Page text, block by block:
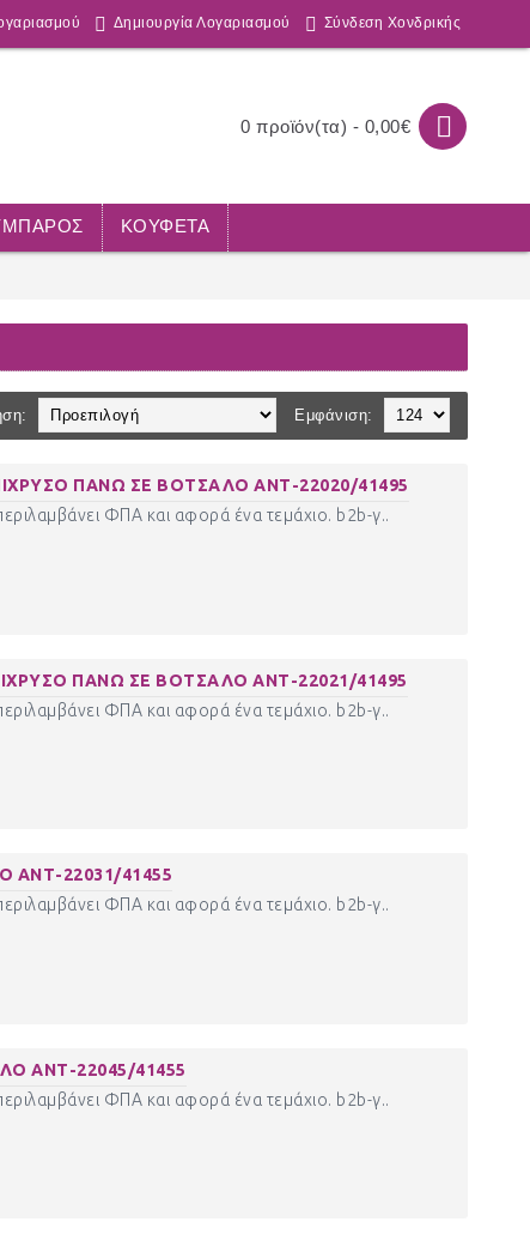
Δημιουργία Λογαριασμού Σύνδεση Χονδρικής
0 προϊόν(τα) - 0,00€
ΚΟΥΦΕΤΑ
Εμφάνιση:
ΠΑΝΩ ΣΕ ΒΟΤΣΑΛΟ ΑΝΤ-22020/41495
ΦΠΑ και αφορά ένα τεμάχιο. b2b-γ..
ΠΑΝΩ ΣΕ ΒΟΤΣΑΛΟ ΑΝΤ-22021/41495
ΦΠΑ και αφορά ένα τεμάχιο. b2b-γ..
22031/41455
ΦΠΑ και αφορά ένα τεμάχιο. b2b-γ..
ΑΝΤ-22045/41455
ΦΠΑ και αφορά ένα τεμάχιο. b2b-γ..